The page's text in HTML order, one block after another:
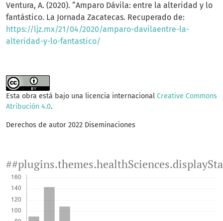
Ventura, A. (2020). “Amparo Dávila: entre la alteridad y lo
fantástico. La Jornada Zacatecas. Recuperado de:
https://ljz.mx/21/04/2020/amparo-davilaentre-la-
alteridad-y-lo-fantastico/
Esta obra está bajo una licencia internacional Creative Commons
Atribución 4.0.
Derechos de autor 2022 Diseminaciones